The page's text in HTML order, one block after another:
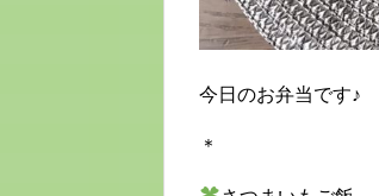
今日のお弁当です♪
＊